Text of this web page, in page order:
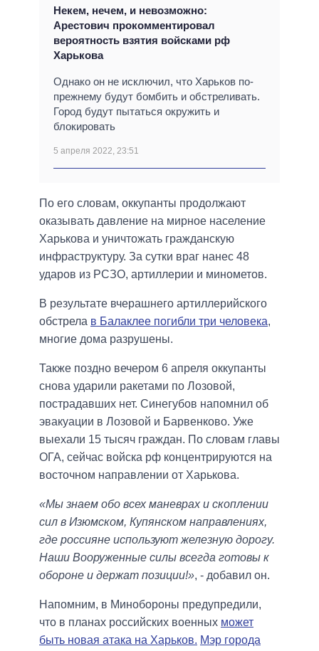
Некем, нечем, и невозможно:
Арестович прокомментировал
вероятность взятия войсками рф
Харькова
Однако он не исключил, что Харьков по-
прежнему будут бомбить и обстреливать.
Город будут пытаться окружить и
блокировать
5 апреля 2022, 23:51
По его словам, оккупанты продолжают
оказывать давление на мирное население
Харькова и уничтожать гражданскую
инфраструктуру. За сутки враг нанес 48
ударов из РСЗО, артиллерии и минометов.
В результате вчерашнего артиллерийского
обстрела в Балаклее погибли три человека,
многие дома разрушены.
Также поздно вечером 6 апреля оккупанты
снова ударили ракетами по Лозовой,
пострадавших нет. Синегубов напомнил об
эвакуации в Лозовой и Барвенково. Уже
выехали 15 тысяч граждан. По словам главы
ОГА, сейчас войска рф концентрируются на
восточном направлении от Харькова.
«Мы знаем обо всех маневрах и скоплении
сил в Изюмском, Купянском направлениях,
где россияне используют железную дорогу.
Наши Вооруженные силы всегда готовы к
обороне и держат позиции!», - добавил он.
Напомним, в Минобороны предупредили,
что в планах российских военных может
быть новая атака на Харьков. Мэр города